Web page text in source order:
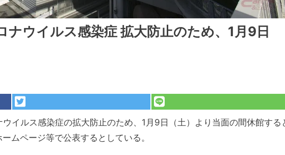
ナウイルス感染症 拡大防止のため、1月9日
ウイルス感染症の拡大防止のため、1月9日（土）より当面の間休館する
ムページ等で公表するとしている。